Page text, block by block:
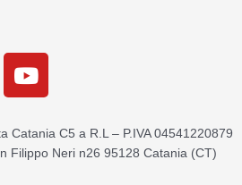
Y
o
t
u
Catania C5 a R.L – P.IVA 04541220879
Filippo Neri n26 95128 Catania (CT)